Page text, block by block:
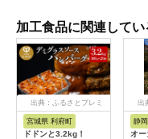
加工食品に関連して
出典：ふるさとプレミ
宮城県 利府町
ドドンと3.2kg！
出
静
オ